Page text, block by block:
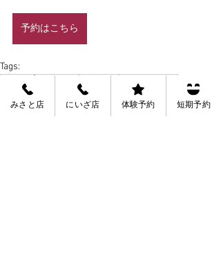
予約はこちら
Tags:
みさと店お知らせ
お知らせ キャンペーン
みさと店 にいざ店 体験予約 短期予約